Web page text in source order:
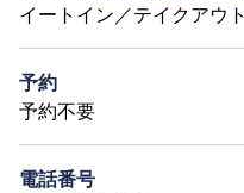
イートイン／テイクアウト
予約
予約不要
電話番号